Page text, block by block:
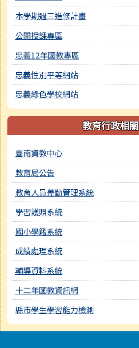
本學期週三進修計畫
公開授課專區
忠義12年國教專區
忠義性別平等網站
忠義綠色學校網站
教育行政相關
臺南資教中心
教育局公告
教育人員差勤管理系統
學習護照系統
國小學籍系統
成績處理系統
輔導資料系統
十二年國教資訊網
縣市學生學習能力檢測